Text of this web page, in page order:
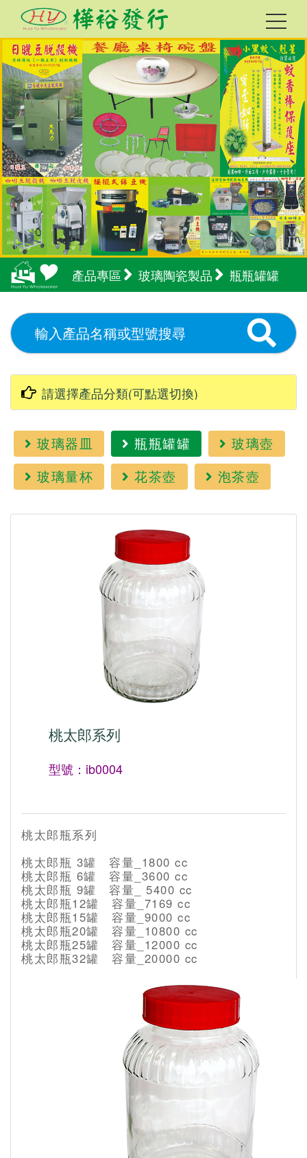
產品專區 玻璃陶瓷製品 瓶瓶罐罐
玻璃器皿 瓶瓶罐罐
玻璃壺
玻璃量杯
花茶壺 泡茶壺
桃太郎系列
型號：ib0004
桃太郎瓶系列
桃太郎瓶 3罐 容量_1800 cc
桃太郎瓶 6罐 容量_3600 cc
桃太郎瓶 9罐 容量_ 5400 cc
桃太郎瓶12罐 容量_7169 cc
桃太郎瓶15罐 容量_9000 cc
桃太郎瓶20罐 容量_10800 cc
桃太郎瓶25罐 容量_12000 cc
桃太郎瓶32罐 容量_20000 cc